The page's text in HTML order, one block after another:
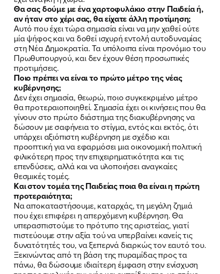
Θα σας δούμε με ένα χαρτοφυλάκιο στην Παιδεία ή,
αν ήταν στο χέρι σας, θα είχατε άλλη προτίμηση;
Αυτό που έχει τώρα σημασία είναι να μην χαθεί ούτε
μία ψήφος και να δοθεί ισχυρή εντολή αυτοδυναμίας
στη Νέα Δημοκρατία. Τα υπόλοιπα είναι προνόμιο του
Πρωθυπουργού, και δεν έχουν θέση προσωπικές
προτιμήσεις.
Ποιο πρέπει να είναι το πρώτο μέτρο της νέας
κυβέρνησης;
Δεν έχει σημασία, θεωρώ, ποιο συγκεκριμένο μέτρο
θα προτεραιοποιηθεί. Σημασία έχει οι κινήσεις που θα
γίνουν στο πρώτο διάστημα της διακυβέρνησης να
δώσουν με σαφήνεια το στίγμα, εντός και εκτός, ότι
υπάρχει αξιόπιστη κυβέρνηση με σχέδιο και
προοπτική για να εφαρμόσει μια οικονομική πολιτική
φιλικότερη προς την επιχειρηματικότητα και τις
επενδύσεις, αλλά και να υλοποιήσει αναγκαίες
θεσμικές τομές.
Και στον τομέα της Παιδείας ποια θα είναι η πρώτη
προτεραιότητα;
Να αποκαταστήσουμε, καταρχάς, τη μεγάλη ζημιά
που έχει επιφέρει η απερχόμενη κυβέρνηση. Θα
υπερασπιστούμε το πρότυπο της αριστείας, γιατί
πιστεύουμε στην αξία τού να υπερβαίνει κανείς τις
δυνατότητές του, να ξεπερνά διαρκώς τον εαυτό του.
Ξεκινώντας από τη βάση της πυραμίδας προς τα
πάνω, θα δώσουμε ιδιαίτερη έμφαση στην ενίσχυση